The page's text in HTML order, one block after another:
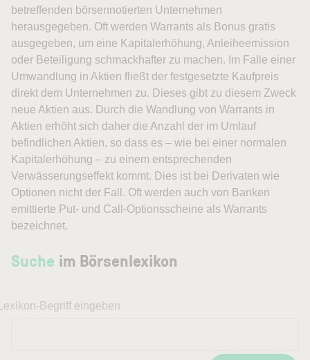
betreffenden börsennotierten Unternehmen
herausgegeben. Oft werden Warrants als Bonus gratis
ausgegeben, um eine Kapitalerhöhung, Anleiheemission
oder Beteiligung schmackhafter zu machen. Im Falle einer
Umwandlung in Aktien fließt der festgesetzte Kaufpreis
direkt dem Unternehmen zu. Dieses gibt zu diesem Zweck
neue Aktien aus. Durch die Wandlung von Warrants in
Aktien erhöht sich daher die Anzahl der im Umlauf
befindlichen Aktien, so dass es – wie bei einer normalen
Kapitalerhöhung – zu einem entsprechenden
Verwässerungseffekt kommt. Dies ist bei Derivaten wie
Optionen nicht der Fall. Oft werden auch von Banken
emittierte Put- und Call-Optionsscheine als Warrants
bezeichnet.
Suche im Börsenlexikon
Begriff eingeben